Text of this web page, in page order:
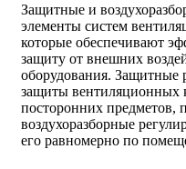
Защитные и
элементы систем
которые обеспечивают
защиту от внешних
оборудования. Защитные
защиты вентиляционных
посторонних предметов,
воздухоразборные
его равномерно по